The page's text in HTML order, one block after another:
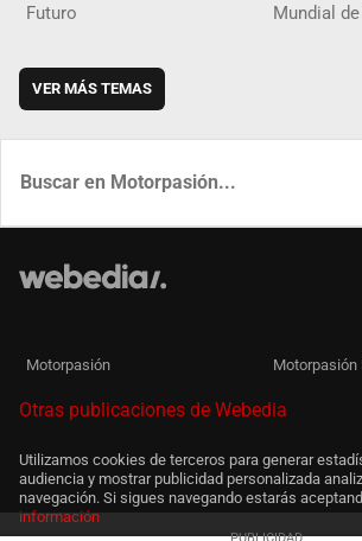
Futuro Mundial
VER MÁS TEMAS
Motorpasión Motorpasión
Otras publicaciones de Webedia
Utilizamos cookies de terceros para generar
audiencia y mostrar publicidad personalizada
navegación. Si sigues navegando estarás
información